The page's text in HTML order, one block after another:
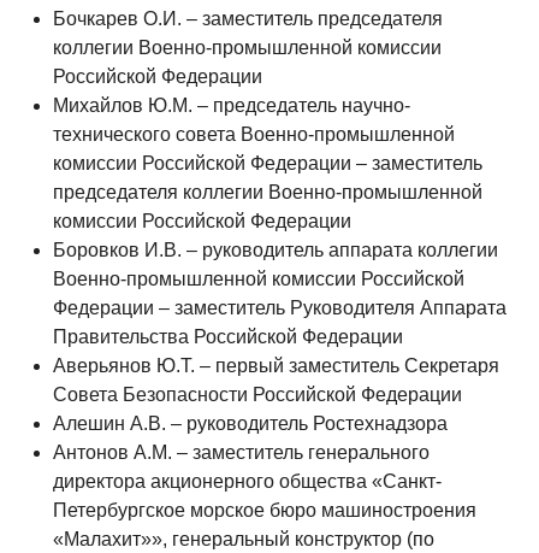
Бочкарев О.И. – заместитель председателя
коллегии Военно-промышленной комиссии
Российской Федерации
Михайлов Ю.М. – председатель научно-
технического совета Военно-промышленной
комиссии Российской Федерации – заместитель
председателя коллегии Военно-промышленной
комиссии Российской Федерации
Боровков И.В. – руководитель аппарата коллегии
Военно-промышленной комиссии Российской
Федерации – заместитель Руководителя Аппарата
Правительства Российской Федерации
Аверьянов Ю.Т. – первый заместитель Секретаря
Совета Безопасности Российской Федерации
Алешин А.В. – руководитель Ростехнадзора
Антонов A.M. – заместитель генерального
директора акционерного общества «Санкт-
Петербургское морское бюро машиностроения
«Малахит»», генеральный конструктор (по